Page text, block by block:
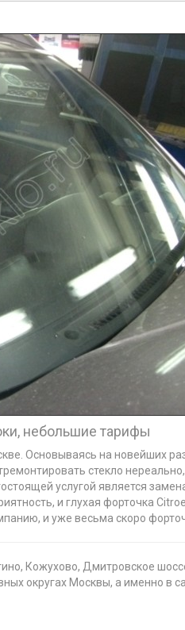
небольшие тарифы
Основываясь на новейших
стекло
услугой является
и глухая форточка
и уже весьма скоро
Кожухово, Дмитровское
округах Москвы, а именно в